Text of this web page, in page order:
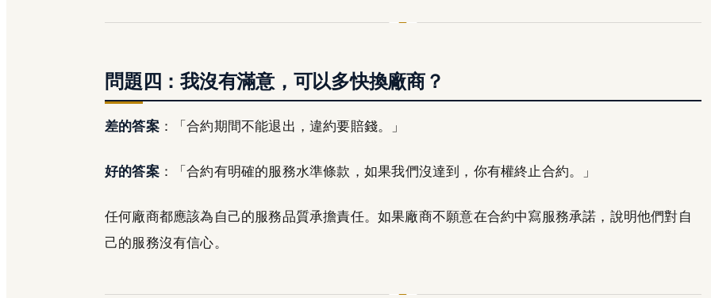
問題四：我沒有滿意，可以多快換廠商？
差的答案：「合約期間不能退出，違約要賠錢。」
好的答案：「合約有明確的服務水準條款，如果我們沒達到，你有權終止合約。」
任何廠商都應該為自己的服務品質承擔責任。如果廠商不願意在合約中寫服務承諾，說明他們對自
己的服務沒有信心。